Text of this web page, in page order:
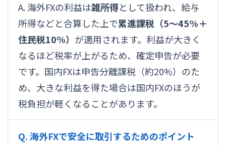
A. 海外FXの利益は雑所得として扱われ、給与
所得などと合算した上で累進課税（5〜45%＋
住民税10%） が適用されます。利益が大きく
なるほど税率が上がるため、確定申告が必要
です。国内FXは申告分離課税（約20%）のた
め、大きな利益を得た場合は国内FXのほうが
税負担が軽くなることがあります。
Q. 海外FXで安全に取引するためのポイント